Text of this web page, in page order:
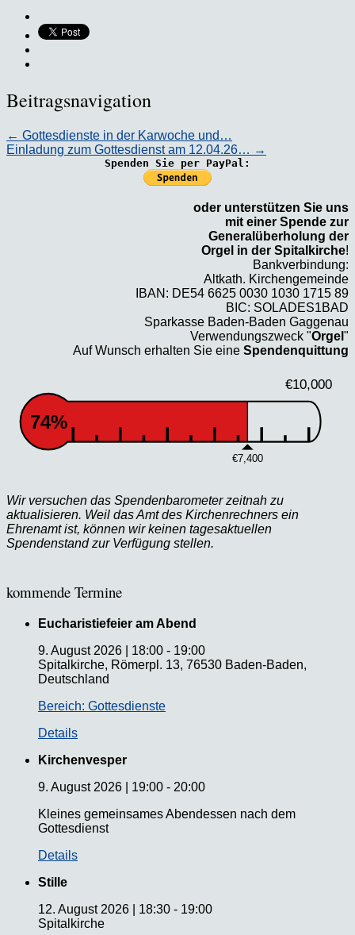
Beitragsnavigation
← Gottesdienste in der Karwoche und…
Einladung zum Gottesdienst am 12.04.26… →
Spenden Sie per PayPal:
oder unterstützen Sie uns
mit einer Spende zur
Generalüberholung der
Orgel in der Spitalkirche!
Bankverbindung:
Altkath. Kirchengemeinde
IBAN: DE54 6625 0030 1030 1715 89
BIC: SOLADES1BAD
Sparkasse Baden-Baden Gaggenau
Verwendungszweck "Orgel "
Auf Wunsch erhalten Sie eine Spendenquittung
€10,000
€7,400
74%
Wir versuchen das Spendenbarometer zeitnah zu
aktualisieren. Weil das Amt des Kirchenrechners ein
Ehrenamt ist, können wir keinen tagesaktuellen
Spendenstand zur Verfügung stellen.
kommende Termine
Eucharistiefeier am Abend
9. August 2026
18:00 - 19:00
Spitalkirche, Römerpl. 13, 76530 Baden-Baden,
Deutschland
Bereich: Gottesdienste
Details
Kirchenvesper
9. August 2026
19:00 - 20:00
Kleines gemeinsames Abendessen nach dem
Gottesdienst
Details
Stille
12. August 2026
18:30 - 19:00
Spitalkirche